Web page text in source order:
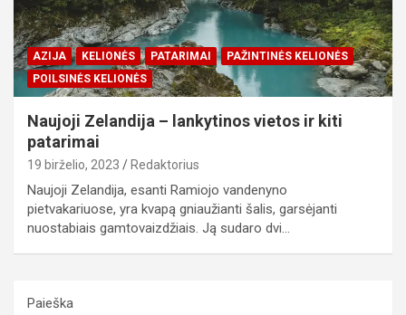
AZIJA KELIONĖS PATARIMAI
PAŽINTINĖS KELIONĖS
POILSINĖS KELIONĖS
Naujoji Zelandija – lankytinos vietos ir kiti
patarimai
19 birželio, 2023 Redaktorius
Naujoji Zelandija, esanti Ramiojo vandenyno
pietvakariuose, yra kvapą gniaužianti šalis, garsėjanti
nuostabiais gamtovaizdžiais. Ją sudaro dvi…
Paieška